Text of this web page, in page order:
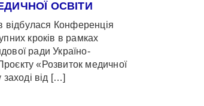
ОСВІТИ
відбулася Конференція
кроків в рамках
ради Україно-
«Розвиток медичної
заході від […]